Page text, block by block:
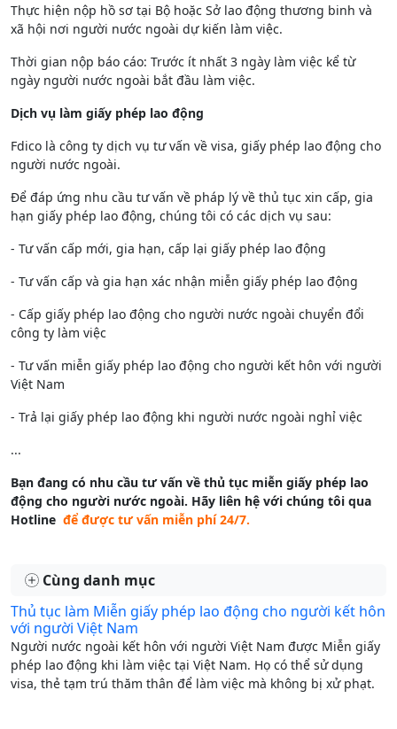
Thực hiện nộp hồ sơ tại Bộ hoặc Sở lao động thương binh và
xã hội nơi người nước ngoài dự kiến làm việc.
Thời gian nộp báo cáo: Trước ít nhất 3 ngày làm việc kể từ
ngày người nước ngoài bắt đầu làm việc.
Dịch vụ làm giấy phép lao động
Fdico là công ty dịch vụ tư vấn về visa, giấy phép lao động cho
người nước ngoài.
Để đáp ứng nhu cầu tư vấn về pháp lý về thủ tục xin cấp, gia
hạn giấy phép lao động, chúng tôi có các dịch vụ sau:
- Tư vấn cấp mới, gia hạn, cấp lại giấy phép lao động
- Tư vấn cấp và gia hạn xác nhận miễn giấy phép lao động
- Cấp giấy phép lao động cho người nước ngoài chuyển đổi
công ty làm việc
- Tư vấn miễn giấy phép lao động cho người kết hôn với người
Việt Nam
- Trả lại giấy phép lao động khi người nước ngoài nghỉ việc
...
Bạn đang có nhu cầu tư vấn về thủ tục miễn giấy phép lao
động cho người nước ngoài. Hãy liên hệ với chúng tôi qua
Hotline để được tư vấn miễn phí 24/7.
Cùng danh mục
Thủ tục làm Miễn giấy phép lao động cho người kết hôn
với người Việt Nam
Người nước ngoài kết hôn với người Việt Nam được Miễn giấy
phép lao động khi làm việc tại Việt Nam. Họ có thể sử dụng
visa, thẻ tạm trú thăm thân để làm việc mà không bị xử phạt.